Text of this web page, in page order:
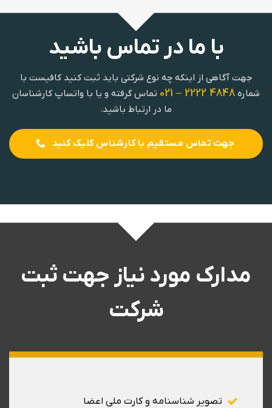
با ما در تماس باشید
جهت آگاهی از اینکه چه نوع شرکتی باید ثبت کنید کافیست با
شماره4848 2222 – 021
تماس گرفته و یا با واتساپ کارشناسان
ما در ارتباط باشید.
جهت تماس مستقیم با کارشناس کلیک کنید
مدارک مورد نیاز جهت ثبت
شرکت
تصویر شناسنامه و کارت ملی اعضا